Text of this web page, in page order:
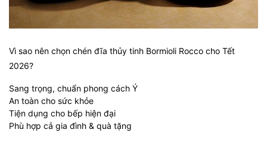
Vì sao nên chọn chén đĩa thủy tinh Bormioli Rocco cho Tết
2026?
Sang trọng, chuẩn phong cách Ý
An toàn cho sức khỏe
Tiện dụng cho bếp hiện đại
Phù hợp cả gia đình & quà tặng